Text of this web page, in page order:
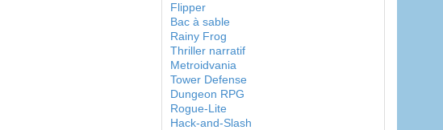
Flipper
Bac à sable
Rainy Frog
Thriller narratif
Metroidvania
Tower Defense
Dungeon RPG
Rogue-Lite
Hack-and-Slash